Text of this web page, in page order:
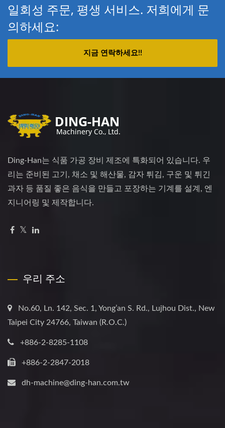
일회성 주문, 평생 서비스. 저희에게 문
의하세요:
지금 연락하세요!!
Ding-Han는 식품 가공 장비 제조에 특화되어 있습니다. 우
리는 준비된 고기, 채소 및 해산물, 감자 튀김, 구운 및 튀긴
과자 등 품질 좋은 음식을 만들고 포장하는 기계를 설계, 엔
지니어링 및 제작합니다.
우리 주소
No.60, Ln. 142, Sec. 1, Yong’an S. Rd., Lujhou Dist., New
Taipei City 24766, Taiwan (R.O.C.)
+886-2-8285-1108
+886-2-2847-2018
dh-machine@ding-han.com.tw